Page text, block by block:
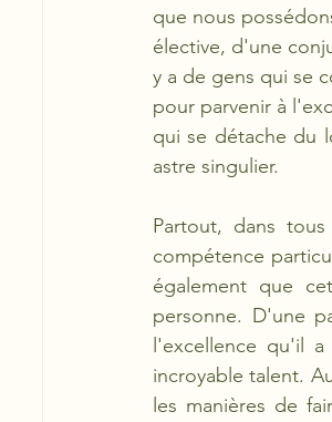
que nous
élective, d'une
y a de gens qui se
pour parvenir à
qui se détache du
astre singulier.
Partout, dans
compétence
également que
personne. D'une
l'excellence qu'il
incroyable talent.
les manières de